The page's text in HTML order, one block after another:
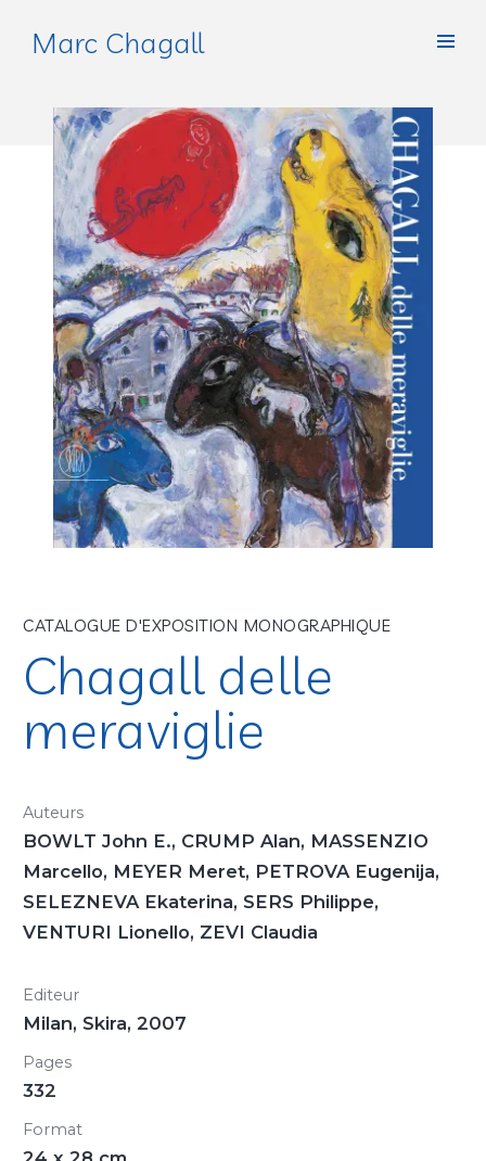
Marc Chagall
CATALOGUE D'EXPOSITION MONOGRAPHIQUE
Chagall delle
meraviglie
Auteurs
BOWLT John E., CRUMP Alan, MASSENZIO
Marcello, MEYER Meret, PETROVA Eugenija,
SELEZNEVA Ekaterina, SERS Philippe,
VENTURI Lionello, ZEVI Claudia
Editeur
Milan, Skira, 2007
Pages
332
Format